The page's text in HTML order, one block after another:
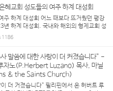
혜교회 성도들의 여주 하계 대성회
주 하계 대성회 어느 때보다 뜨거웠던 평강
년 하계 대성회. 국내와 해외의 형제교회 성
에 모인 가운데, 부산 은혜교회(담임 유화
여 명의 성도 중 ...
1186
말씀에 대한 사랑이 더 커졌습니다” -
자노(P.Herbert Luzano) 목사, 마닐
& the Saints Church)
더 커졌습니다” 필리핀에서 온 허버트 루